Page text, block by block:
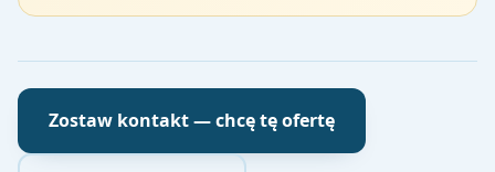
Zostaw kontakt — chcę tę ofertę